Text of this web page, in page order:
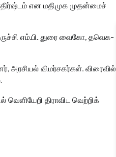
என மதிமுக முதன்மைச்
எம்.பி. துரை வைகோ, தவெக-
அரசியல் விமர்சகர்கள். விரைவில்
வெளியேறி திராவிட வெற்றிக்